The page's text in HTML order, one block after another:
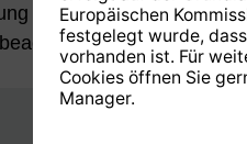
befestigen Sie
Sie, dass Sie für